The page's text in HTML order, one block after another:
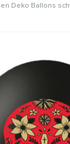
Deko Ballons